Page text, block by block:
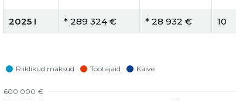
2025 I * 289 324 € * 28 932 € 10
2024 III * 182 209 € * 20 245 €
2024 II